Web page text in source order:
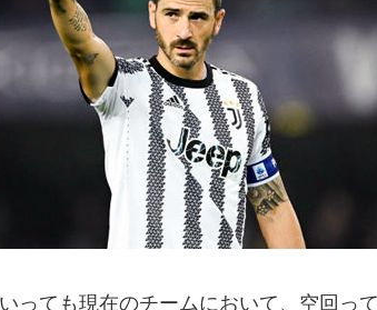
っても現在のチームにおいて、空回っ